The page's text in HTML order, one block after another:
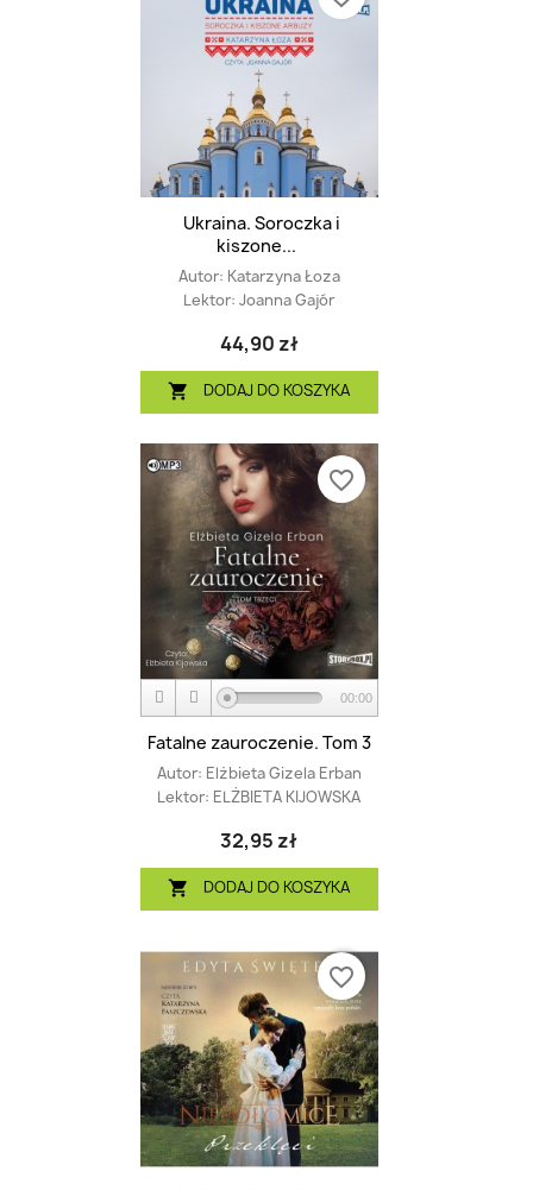
Ukraina. Soroczka i
kiszone...
Autor: Katarzyna Łoza
Lektor: Joanna Gajór
44,90 zł
 DODAJ DO KOSZYKA
00:00
Fatalne zauroczenie. Tom 3
Autor: Elżbieta Gizela Erban
Lektor: ELŻBIETA KIJOWSKA
32,95 zł
 DODAJ DO KOSZYKA
favorite_border
favorite_border